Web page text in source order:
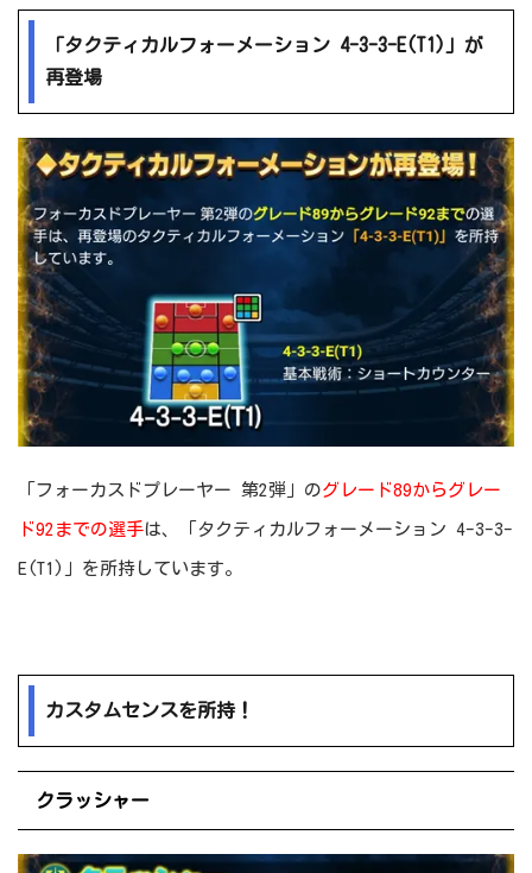
「タクティカルフォーメーション 4-3-3-E(T1)」が
再登場
「フォーカスドプレーヤー 第2弾」のグレード89からグレー
ド92までの選手は、「タクティカルフォーメーション 4-3-3-
E(T1)」を所持しています。
カスタムセンスを所持！
クラッシャー